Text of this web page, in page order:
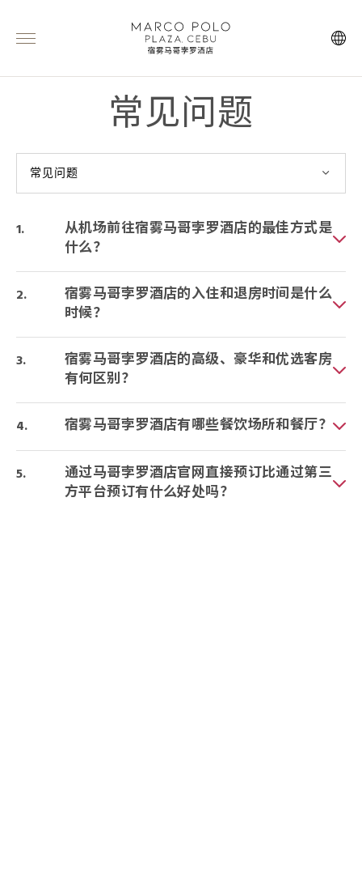
常见问题
常见问题
从机场前往宿雾马哥孛罗酒店的最佳方式是
什么？
宿雾马哥孛罗酒店的入住和退房时间是什么
时候？
宿雾马哥孛罗酒店的高级、豪华和优选客房
有何区别？
宿雾马哥孛罗酒店有哪些餐饮场所和餐厅？
通过马哥孛罗酒店官网直接预订比通过第三
方平台预订有什么好处吗？